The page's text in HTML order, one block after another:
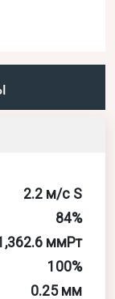
2.2 м/с S
84%
ммРт
100%
0.25 мм